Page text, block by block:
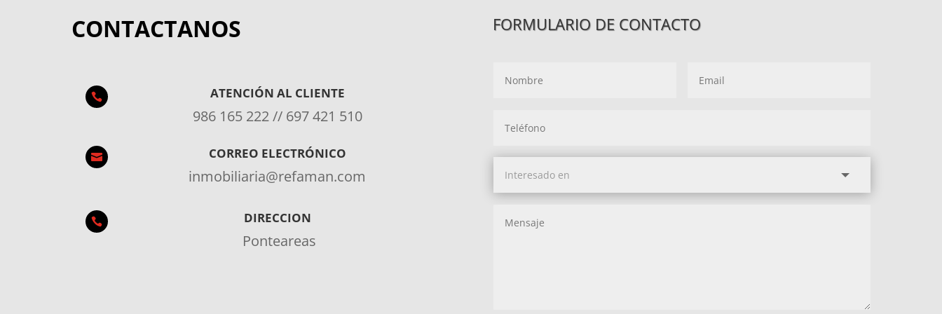
CONTACTANOS
 ATENCIÓN AL CLIENTE
986 165 222 // 697 421 510
 CORREO ELECTRÓNICO
inmobiliaria@refaman.com
 DIRECCION
Ponteareas
FORMULARIO DE CONTACTO